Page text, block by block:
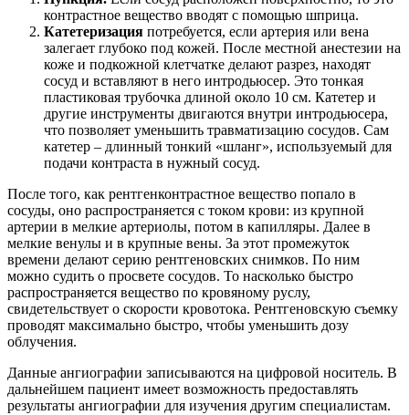
контрастное вещество вводят с помощью шприца.
Катетеризация потребуется, если артерия или вена
залегает глубоко под кожей. После местной анестезии на
коже и подкожной клетчатке делают разрез, находят
сосуд и вставляют в него интродьюсер. Это тонкая
пластиковая трубочка длиной около 10 см. Катетер и
другие инструменты двигаются внутри интродьюсера,
что позволяет уменьшить травматизацию сосудов. Сам
катетер – длинный тонкий «шланг», используемый для
подачи контраста в нужный сосуд.
После того, как рентгенконтрастное вещество попало в
сосуды, оно распространяется с током крови: из крупной
артерии в мелкие артериолы, потом в капилляры. Далее в
мелкие венулы и в крупные вены. За этот промежуток
времени делают серию рентгеновских снимков. По ним
можно судить о просвете сосудов. То насколько быстро
распространяется вещество по кровяному руслу,
свидетельствует о скорости кровотока. Рентгеновскую съемку
проводят максимально быстро, чтобы уменьшить дозу
облучения.
Данные ангиографии записываются на цифровой носитель. В
дальнейшем пациент имеет возможность предоставлять
результаты ангиографии для изучения другим специалистам.